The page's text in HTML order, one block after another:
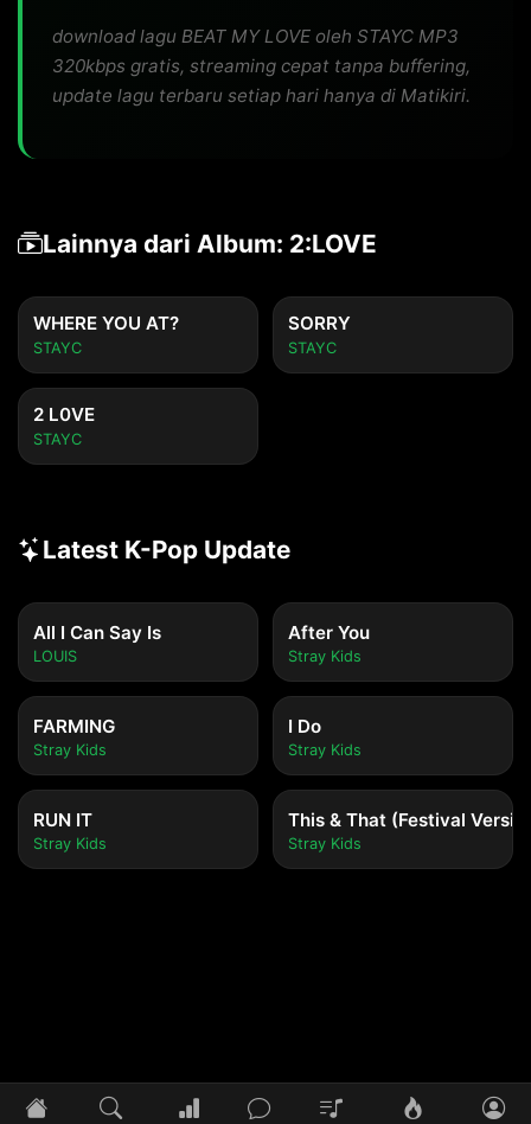
download lagu BEAT MY LOVE oleh STAYC MP3
320kbps gratis, streaming cepat tanpa buffering,
update lagu terbaru setiap hari hanya di Matikiri.
Lainnya dari Album: 2:LOVE
WHERE YOU AT?
STAYC
SORRY
STAYC
2 L0VE
STAYC
Latest K-Pop Update
All I Can Say Is
LOUIS
After You
Stray Kids
FARMING
Stray Kids
I Do
Stray Kids
RUN IT
Stray Kids
This & That (Festival
Stray Kids